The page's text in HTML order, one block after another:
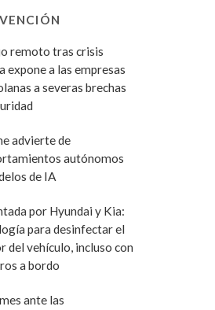
remoto tras crisis
expone a las empresas
a severas brechas
advierte de
autónomos
de IA
por Hyundai y Kia:
para desinfectar el
del vehículo, incluso con
a bordo
ante las